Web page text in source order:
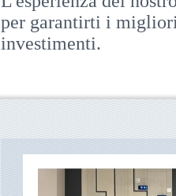
per garantirti i migliori
investimenti.